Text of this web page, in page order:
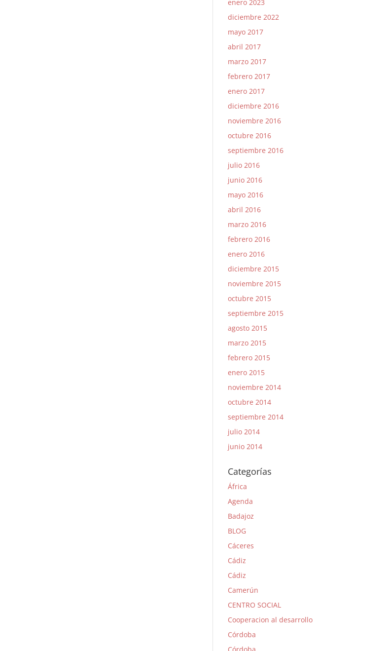
enero 2023
diciembre 2022
mayo 2017
abril 2017
marzo 2017
febrero 2017
enero 2017
diciembre 2016
noviembre 2016
octubre 2016
septiembre 2016
julio 2016
junio 2016
mayo 2016
abril 2016
marzo 2016
febrero 2016
enero 2016
diciembre 2015
noviembre 2015
octubre 2015
septiembre 2015
agosto 2015
marzo 2015
febrero 2015
enero 2015
noviembre 2014
octubre 2014
septiembre 2014
julio 2014
junio 2014
Categorías
África
Agenda
Badajoz
BLOG
Cáceres
Cádiz
Cádiz
Camerún
CENTRO SOCIAL
Cooperacion al desarrollo
Córdoba